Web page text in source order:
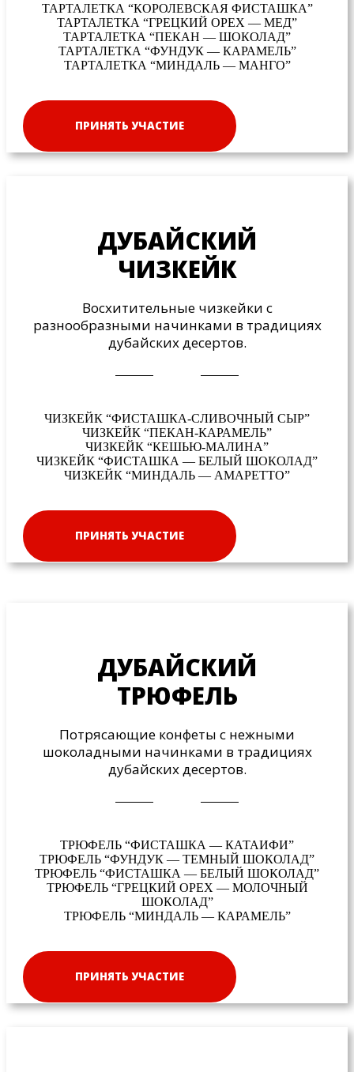
ТАРТАЛЕТКА “КОРОЛЕВСКАЯ ФИСТАШКА”
ТАРТАЛЕТКА “ГРЕЦКИЙ ОРЕХ — МЕД”
ТАРТАЛЕТКА “ПЕКАН — ШОКОЛАД”
ТАРТАЛЕТКА “ФУНДУК — КАРАМЕЛЬ”
ТАРТАЛЕТКА “МИНДАЛЬ — МАНГО”
ПРИНЯТЬ УЧАСТИЕ
ДУБАЙСКИЙ
ЧИЗКЕЙК
Восхитительные чизкейки с
разнообразными начинками в традициях
дубайских десертов.
ЧИЗКЕЙК “ФИСТАШКА-СЛИВОЧНЫЙ СЫР”
ЧИЗКЕЙК “ПЕКАН-КАРАМЕЛЬ”
ЧИЗКЕЙК “КЕШЬЮ-МАЛИНА”
ЧИЗКЕЙК “ФИСТАШКА — БЕЛЫЙ ШОКОЛАД”
ЧИЗКЕЙК “МИНДАЛЬ — АМАРЕТТО”
ПРИНЯТЬ УЧАСТИЕ
ДУБАЙСКИЙ
ТРЮФЕЛЬ
Потрясающие конфеты с нежными
шоколадными начинками в традициях
дубайских десертов.
ТРЮФЕЛЬ “ФИСТАШКА — КАТАИФИ”
ТРЮФЕЛЬ “ФУНДУК — ТЕМНЫЙ ШОКОЛАД”
ТРЮФЕЛЬ “ФИСТАШКА — БЕЛЫЙ ШОКОЛАД”
ТРЮФЕЛЬ “ГРЕЦКИЙ ОРЕХ — МОЛОЧНЫЙ
ШОКОЛАД”
ТРЮФЕЛЬ “МИНДАЛЬ — КАРАМЕЛЬ”
ПРИНЯТЬ УЧАСТИЕ